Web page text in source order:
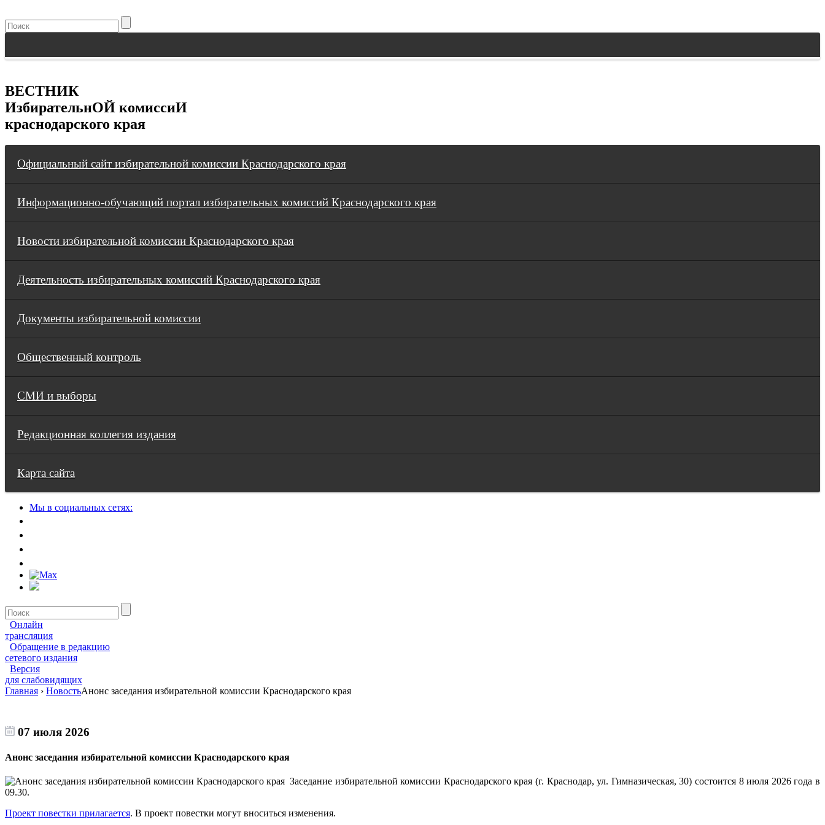
ВЕСТНИК
ИзбирательнОЙ комиссиИ
краснодарского края
Официальный сайт избирательной комиссии Краснодарского края
Информационно-обучающий портал избирательных комиссий Краснодарского края
Новости избирательной комиссии Краснодарского края
Деятельность избирательных комиссий Краснодарского края
Документы избирательной комиссии
Общественный контроль
СМИ и выборы
Редакционная коллегия издания
Карта сайта
Мы в социальных сетях:
Онлайн
трансляция
Обращение в редакцию
сетевого издания
Версия
для слабовидящих
Главная › НовостьАнонс заседания избирательной комиссии Краснодарского края
07 июля 2026
Анонс заседания избирательной комиссии Краснодарского края
Заседание избирательной комиссии Краснодарского края (г. Краснодар, ул. Гимназическая, 30) состоится 8 июля 2026 года в
09.30.
Проект повестки прилагается. В проект повестки могут вноситься изменения.